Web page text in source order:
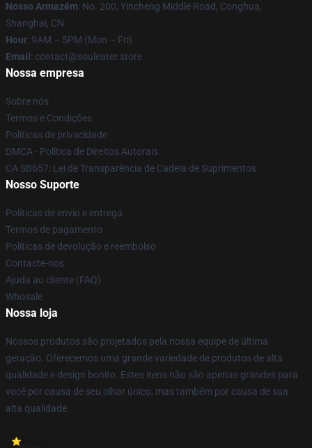
Nosso Armazém: No. 200, Yincheng Middle Road, Conghua,
Shanghai, CN
Hour: 9AM – 5PM (Mon – Fri)
Email : contact@souleater.store
Nossa empresa
Sobre nós
Termos e Condições
Políticas de privacidade
DMCA - Política de Direitos Autorais
CA SB657: Lei de Transparência de Cadeia de Suprimentos
Nosso Suporte
Políticas de envio e entrega
Termos de pagamento
Políticas de devolução e reembolso
Contacte-nos
Ajuda ao cliente (FAQ)
Whosale
Nossa loja
Nossos produtos são projetados pela nossa equipe de última
geração. Oferecemos uma grande variedade de produtos de alta
qualidade e design bonito. Estes itens não são apenas grandes para
você por causa de seu olhar único, mas também por causa de sua
alta qualidade.